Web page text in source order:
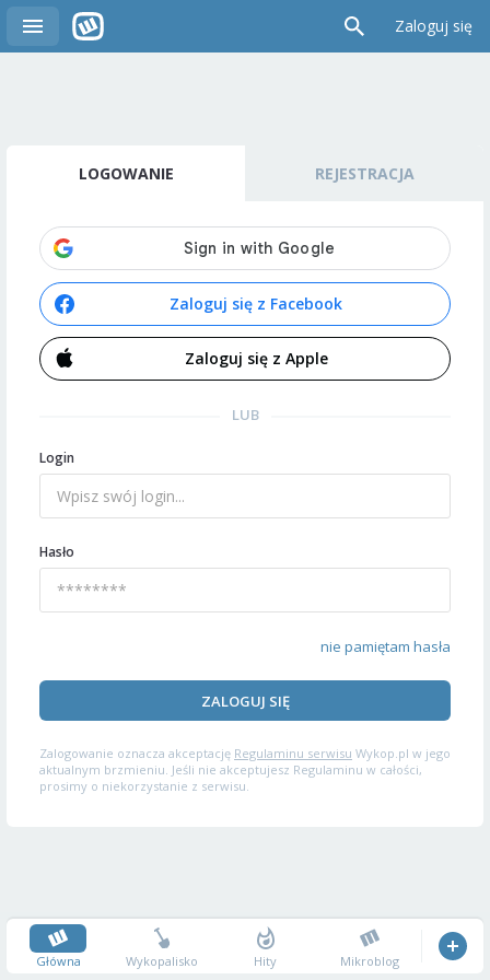
Zaloguj się
LOGOWANIE REJESTRACJA
Zaloguj się z Facebook
Zaloguj się z Apple
LUB
Login
Hasło
nie pamiętam hasła
ZALOGUJ SIĘ
Zalogowanie oznacza akceptację Regulaminu serwisu Wykop.pl w jego
aktualnym brzmieniu. Jeśli nie akceptujesz Regulaminu w całości,
prosimy o niekorzystanie z serwisu.
Główna Wykopalisko Hity Mikroblog